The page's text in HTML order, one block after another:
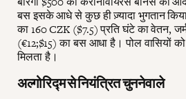
बस इसके आधे से कुछ ही ज़्यादा भुगतान किया
का 160 CZK ($7.5) प्रति घंटे का वेतन,
(€12;$15) का बस आधा है। पोल वासियों
मिलता है।
अल्गोरिद्म से नियंत्रित चुननेवाले